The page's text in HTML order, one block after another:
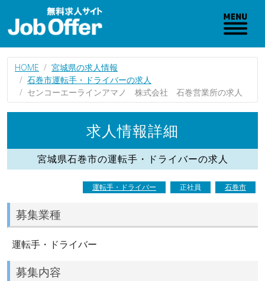
HOME
宮城県の求人情報
石巻市運転手・ドライバーの求人
センコーエーラインアマノ 株式会社 石巻営業所の求人
求人情報詳細
宮城県石巻市の運転手・ドライバーの求人
運転手・ドライバー 正社員 石巻市
募集業種
運転手・ドライバー
募集内容